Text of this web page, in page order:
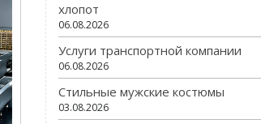
хлопот
06.08.2026
Услуги транспортной компании
06.08.2026
Стильные мужские костюмы
03.08.2026